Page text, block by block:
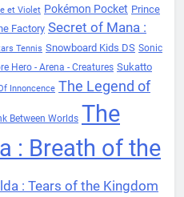
et Violet Pokémon Pocket Prince
Factory Secret of Mana :
Tennis Snowboard Kids DS Sonic
Hero - Arena - Creatures Sukatto
Innoncence The Legend of
Between Worlds The
: Breath of the
: Tears of the Kingdom